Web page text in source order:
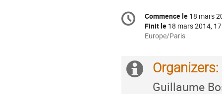
Information
de
Date/Heure
Commence le 18 mars
Finit le 18 mars 2014,
Toutes
sont
Europe/Paris
Europe/Paris
Information
Organizers:
Guillaume